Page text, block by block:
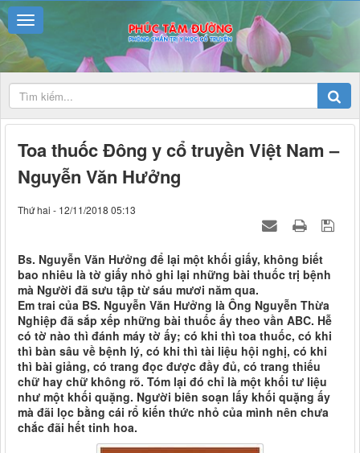
Toa thuốc Đông y cổ truyền Việt Nam –
Nguyễn Văn Hưởng
Thứ hai - 12/11/2018 05:13
Bs. Nguyễn Văn Hưởng để lại một khối giấy, không biết
bao nhiêu là tờ giấy nhỏ ghi lại những bài thuốc trị bệnh
mà Người đã sưu tập từ sáu mươi năm qua.
Em trai của BS. Nguyễn Văn Hưởng là Ông Nguyễn Thừa
Nghiệp đã sắp xếp những bài thuốc ấy theo vần ABC. Hễ
có tờ nào thì đánh máy tờ ấy; có khi thì toa thuốc, có khi
thì bàn sâu về bệnh lý, có khi thì tài liệu hội nghị, có khi
thì bài giảng, có trang đọc được đầy đủ, có trang thiếu
chữ hay chữ không rõ. Tóm lại đó chỉ là một khối tư liệu
như một khối quặng. Người biên soạn lấy khối quặng ấy
mà đãi lọc bằng cái rổ kiến thức nhỏ của mình nên chưa
chắc đãi hết tinh hoa.